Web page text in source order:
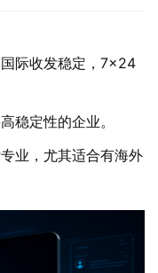
际收发稳定，7×24
稳定性的企业。
业，尤其适合有海外